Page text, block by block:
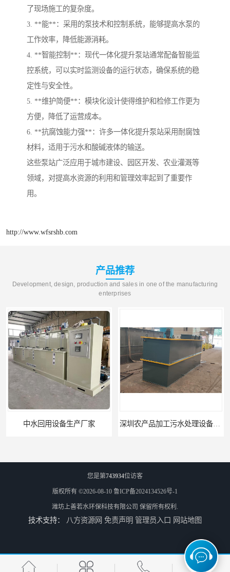
了现场施工的复杂度。
3. **能**：采用的泵技术和控制系统，能够提高水泵的
工作效率，降低能源消耗。
4. **智能控制**：现代一体化提升泵站通常配备智能监
控系统，可以实时监测设备的运行状态，确保系统的稳
定性与安全性。
5. **维护简便**：模块化设计使得维护和检修工作更为
方便，降低了运营成本。
6. **抗腐蚀能力强**：许多一体化提升泵站采用耐腐蚀
材料，适用于污水和酸碱液体的输送。
这些泵站广泛应用于城市建设、园区开发、农业灌溉等
领域，对提高水资源的利用和管理效率起到了重要作
用。
http://www.wfsrshb.com
产品推荐
Development, design, production and sales in one of the manufacturing
enterprises
备生产厂家 深圳农产品加工污水处理设备厂家
深圳豆制品加工污水处理设备厂家 广州长沙体检中心污水处理设备厂家
您是第743934位访客
版权所有 ©2026-08-10 鲁ICP备2024134526号-1
潍坊上善若水环保科技有限公司 保留所有权利.
技术支持： 八方资源网 免责声明 管理员入口 网站地图